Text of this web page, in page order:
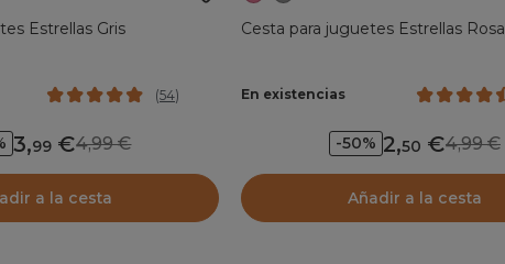
Estrellas Gris
(54)
3,99 4,99
a la cesta
Cesta para juguetes Estrellas Rosa
En existencias
-50% 2,50 4,99
Añadir a la cesta